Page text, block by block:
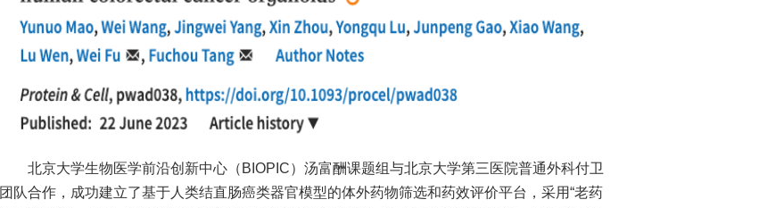
北京大学生物医学前沿创新中心（BIOPIC）汤富酬课题组与北京大学第三医院普通外科付卫
团队合作，成功建立了基于人类结直肠癌类器官模型的体外药物筛选和药效评价平台，采用“老药